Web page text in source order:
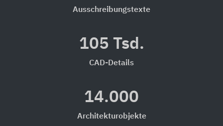
Ausschreibungstexte
105 Tsd.
CAD-Details
14.000
Architekturobjekte